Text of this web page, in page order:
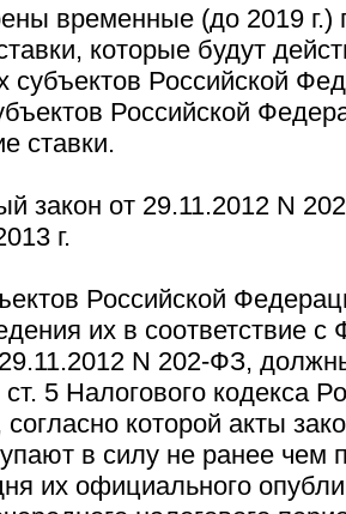
временные (до 2019 г.)
которые будут
субъектов Российской
Российской
ставки.
закон от 29.11.2012 N
г.
Российской
их в соответствие
N 202-ФЗ,
5 Налогового кодекса
которой акты
в силу не ранее чем
их официального